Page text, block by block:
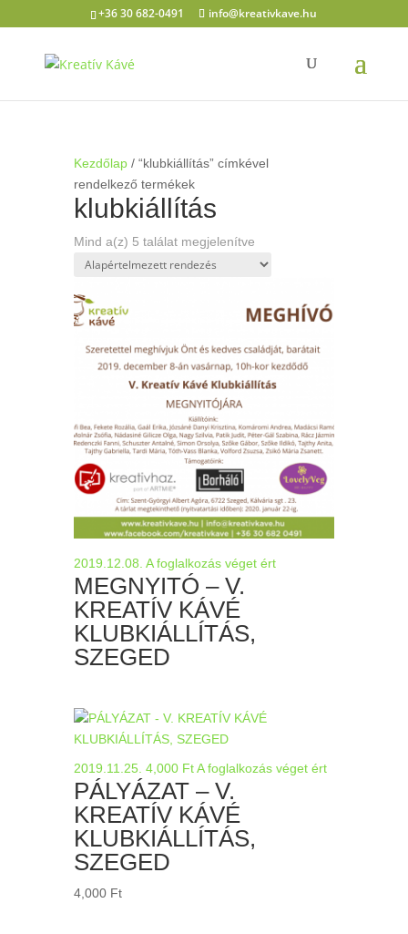
+36 30 682-0491 info@kreativkave.hu
Kezdőlap/ “klubkiállítás” címkével
rendelkező termékek
klubkiállítás
Mind a(z) 5 találat megjelenítve
2019.12.08. A foglalkozás véget ért
MEGNYITÓ – V.
KREATÍV KÁVÉ
KLUBKIÁLLÍTÁS,
SZEGED
2019.11.25. 4,000 Ft A foglalkozás véget ért
PÁLYÁZAT – V.
KREATÍV KÁVÉ
KLUBKIÁLLÍTÁS,
SZEGED
4,000 Ft